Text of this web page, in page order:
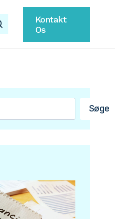
Kontakt
Os
Søge